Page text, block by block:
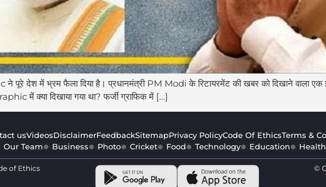
देश में भ्रम फैला दिया है। प्रधानमंत्री PM Modi के रिटायरमेंट की खबर को दिखाने वाला
में क्या दिखाया गया था? फर्जी ग्राफिक में […]
usVideosDisclaimerFeedbackSitemapPrivacy PolicyCode Of EthicsTerms &
Our Team Business Photo Cricket Food Technology Education Health
of Ethics ©